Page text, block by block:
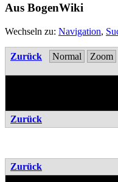
Aus BogenWiki
Wechseln zu: Navigation,
Zurück Normal Zoom
Zurück
Zurück